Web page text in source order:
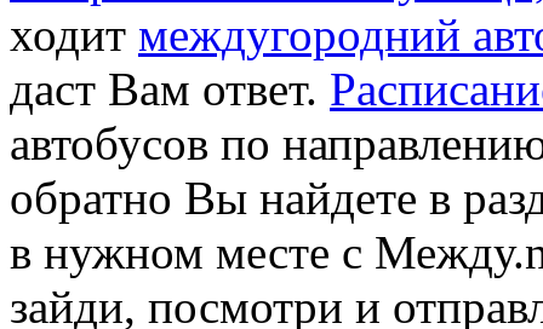
ходит междугородний
даст Вам ответ.
автобусов по
обратно Вы найдете в
в нужном месте с
зайди, посмотри и